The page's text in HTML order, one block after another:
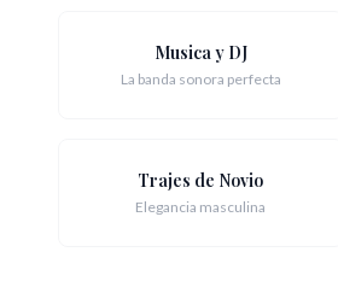
Musica y DJ
La banda sonora perfecta
Trajes de Novio
Elegancia masculina